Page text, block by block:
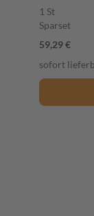
1 St
Sparset
59,29 €
sofort